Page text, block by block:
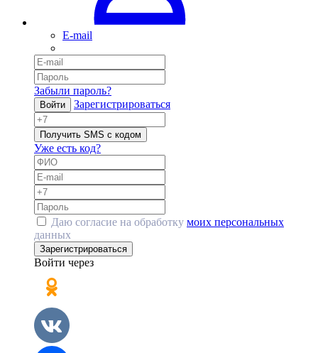
E-mail
Забыли пароль?
Войти Зарегистрироваться
Получить SMS с кодом
Уже есть код?
Даю согласие на обработку моих персональных
данных
Зарегистрироваться
Войти через